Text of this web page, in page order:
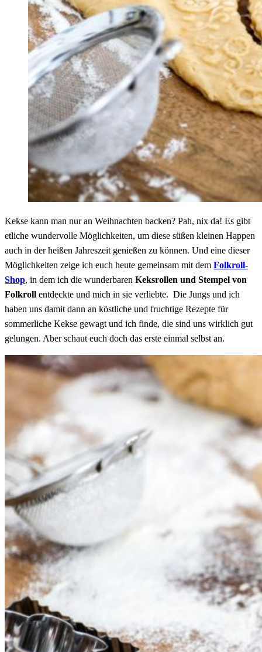
Kekse kann man nur an Weihnachten backen? Pah, nix da! Es gibt
etliche wundervolle Möglichkeiten, um diese süßen kleinen Happen
auch in der heißen Jahreszeit genießen zu können. Und eine dieser
Möglichkeiten zeige ich euch heute gemeinsam mit dem Folkroll-
Shop, in dem ich die wunderbaren Keksrollen und Stempel von
Folkroll entdeckte und mich in sie verliebte. Die Jungs und ich
haben uns damit dann an köstliche und fruchtige Rezepte für
sommerliche Kekse gewagt und ich finde, die sind uns wirklich gut
gelungen. Aber schaut euch doch das erste einmal selbst an.